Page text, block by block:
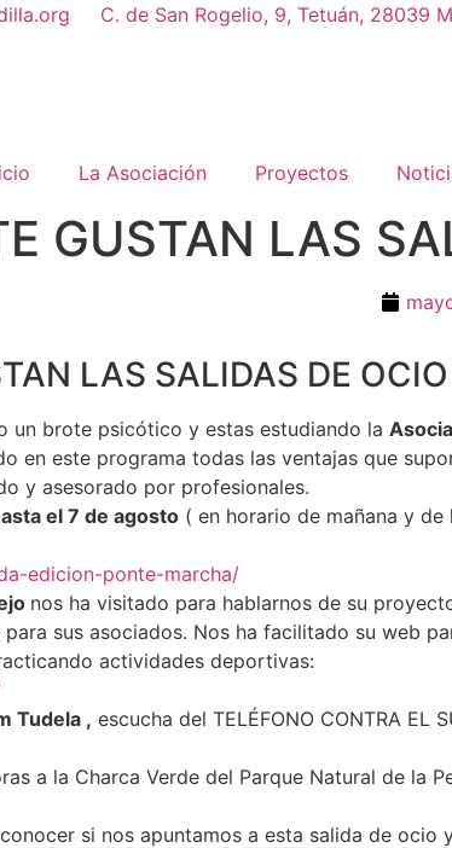
C. de San Rogelio, 9, Tetuán, 28039
La Asociación Proyectos
GUSTAN LAS
LAS SALIDAS DE
un brote psicótico y estas estudiando la
en este programa todas las ventajas que
y asesorado por profesionales.
el 7 de agosto ( en horario de mañana y
edicion-ponte-marcha/
nos ha visitado para hablarnos de su
sus asociados. Nos ha facilitado su web
actividades deportivas:
Tudela , escucha del TELÉFONO CONTRA
a la Charca Verde del Parque Natural de la
si nos apuntamos a esta salida de ocio